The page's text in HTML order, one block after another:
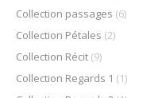
Collection passages (6)
Collection Pétales (2)
Collection Récit (9)
Collection Regards 1 (1)